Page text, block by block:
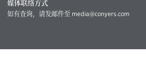
媒体联络方式
如有查询，请发邮件至 media@conyers.com